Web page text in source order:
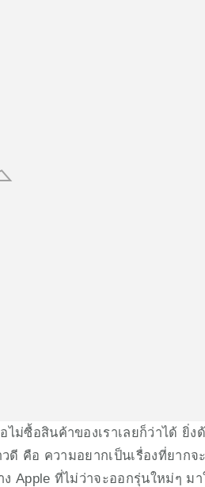
ซื้อสินค้าของเราเลยก็ว่าได้ ยิ่ง
คือ ความอยากเป็นเรื่องที่ยากจ
Apple ที่ไม่ว่าจะออกรุ่นใหม่ๆ ม